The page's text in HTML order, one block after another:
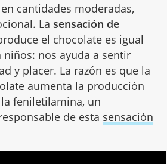
cantidades moderadas,
La sensación de
el chocolate es igual
nos ayuda a sentir
y placer. La razón es que la
aumenta la producción
feniletilamina, un
de esta sensación